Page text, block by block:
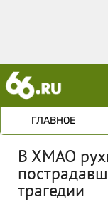
ГЛАВНОЕ
В ХМАО
трагедии